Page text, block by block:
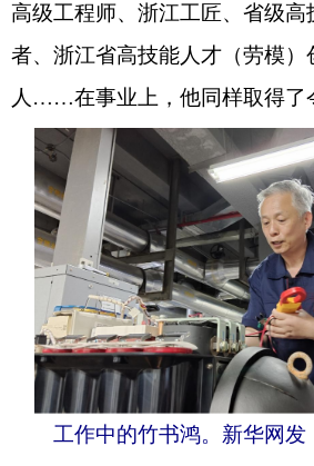
高级工程师、浙江工匠、省级高
者、浙江省高技能人才（劳模）
人……在事业上，他同样取得了
工作中的竹书鸿。新华网发